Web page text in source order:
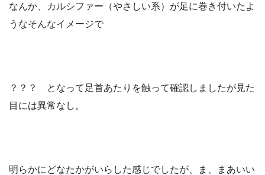
なんか、カルシファー（やさしい系）が足に巻き付いたよ
うなそんなイメージで
？？？ となって足首あたりを触って確認しましたが見た
目には異常なし。
明らかにどなたかがいらした感じでしたが、ま、まあいい